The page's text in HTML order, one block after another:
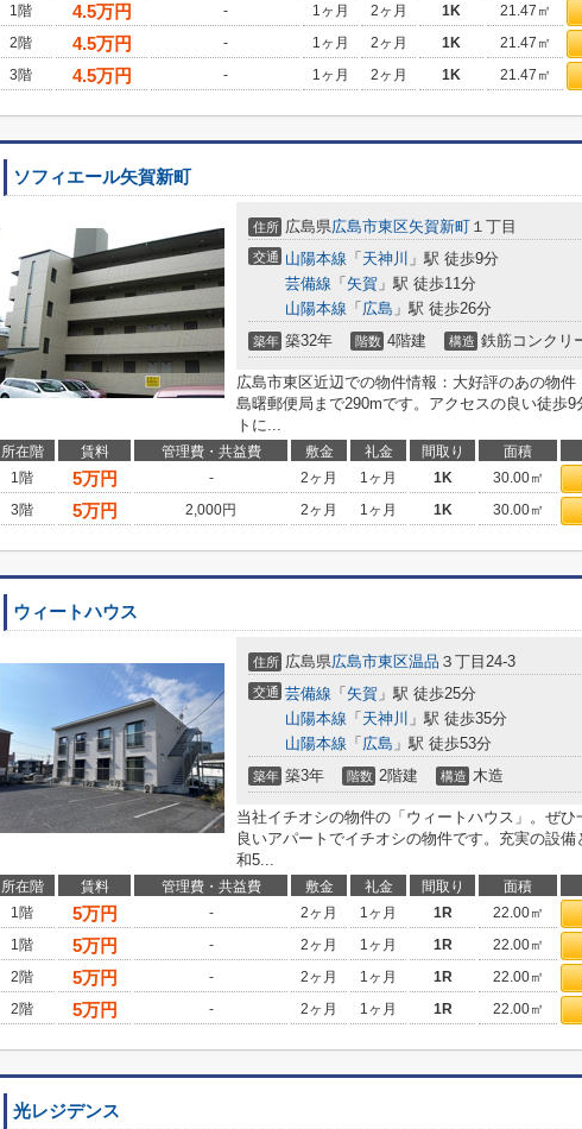
1階
4.5万円 - 1ヶ月 2ヶ月 1K 21.47㎡
2階
4.5万円 - 1ヶ月 2ヶ月 1K 21.47㎡
3階
4.5万円 - 1ヶ月 2ヶ月 1K 21.47㎡
ソフィエール矢賀新町
住所 広島県広島市東区矢賀新町 １丁目
交通 山陽本線 「 天神川 」駅 徒歩9分
芸備線 「 矢賀 」駅 徒歩11分
山陽本線 「 広島 」駅 徒歩26分
築年 築32年 階数 4階建 構造 鉄筋コンクリ
広島市東区近辺での物件情報：大好評のあの物
島曙郵便局まで290mです。アクセスの良い徒歩
トに...
所在階 賃料 管理費・共益費 敷金 礼金 間取り 面積
1階
5万円 - 2ヶ月 1ヶ月 1K 30.00㎡
3階
5万円 2,000円 2ヶ月 1ヶ月 1K 30.00㎡
ウィートハウス
住所 広島県広島市東区温品 ３丁目24-3
交通 芸備線 「 矢賀 」駅 徒歩25分
山陽本線 「 天神川 」駅 徒歩35分
山陽本線 「 広島 」駅 徒歩53分
築年 築3年 階数 2階建 構造 木造
当社イチオシの物件の「ウィートハウス」。ぜ
良いアパートでイチオシの物件です。充実の設
和5...
所在階 賃料 管理費・共益費 敷金 礼金 間取り 面積
1階
5万円 - 2ヶ月 1ヶ月 1R 22.00㎡
1階
5万円 - 2ヶ月 1ヶ月 1R 22.00㎡
2階
5万円 - 2ヶ月 1ヶ月 1R 22.00㎡
2階
5万円 - 2ヶ月 1ヶ月 1R 22.00㎡
光レジデンス